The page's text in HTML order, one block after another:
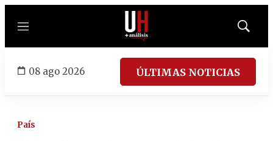
Menú
Mostrar
08 ago 2026 ÚLTIMAS NOTICIAS
País